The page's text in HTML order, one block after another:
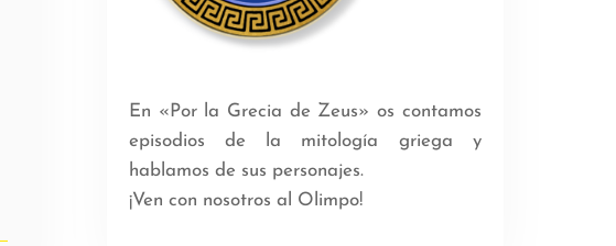
En «Por la Grecia de Zeus» os contamos
episodios de la mitología griega y
hablamos de sus personajes.
¡Ven con nosotros al Olimpo!